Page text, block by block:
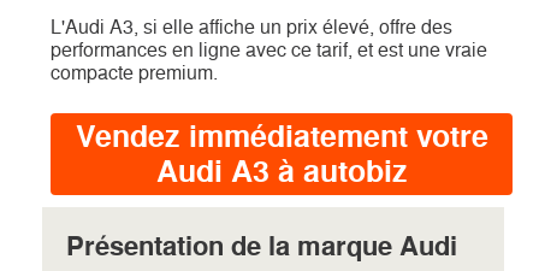
L'Audi A3, si elle affiche un prix élevé, offre des
performances en ligne avec ce tarif, et est une vraie
compacte premium.
Vendez immédiatement votre
Audi A3 à autobiz
Présentation de la marque Audi